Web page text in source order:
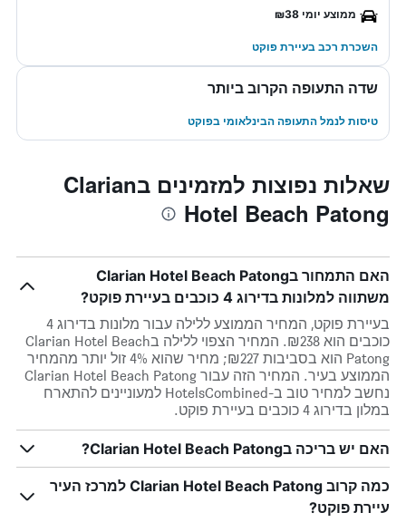
ממוצע יומי ₪38
השכרת רכב בעיירת פוקט
שדה התעופה הקרוב ביותר
טיסות לנמל התעופה הבינלאומי בפוקט
שאלות נפוצות למזמינים בClarian
Hotel Beach Patong
האם התמחור בClarian Hotel Beach Patong
משתווה למלונות בדירוג 4 כוכבים בעיירת פוקט?
בעיירת פוקט, המחיר הממוצע ללילה עבור מלונות בדירוג 4
כוכבים הוא ₪238. המחיר הצפוי ללילה בClarian Hotel Beach
Patong הוא בסביבות ₪227; מחיר שהוא 4% זול יותר מהמחיר
הממוצע בעיר. המחיר הזה עבור Clarian Hotel Beach Patong
נחשב למחיר טוב ב-HotelsCombined למעוניינים להתארח
במלון בדירוג 4 כוכבים בעיירת פוקט.
האם יש בריכה בClarian Hotel Beach Patong?
כמה קרוב Clarian Hotel Beach Patong למרכז העיר
עיירת פוקט?